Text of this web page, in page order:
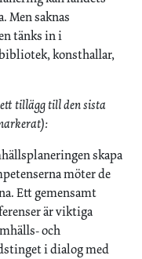
Men saknas
tänks in i
konsthallar,
tillägg till den sista
skapa
möter de
Ett gemensamt
är viktiga
och
i dialog med